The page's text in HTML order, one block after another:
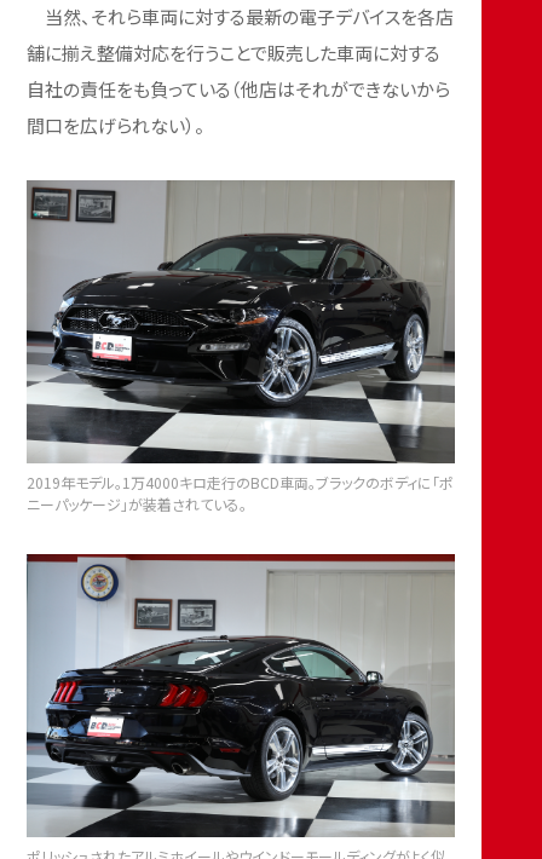
当然、それら車両に対する最新の電子デバイスを各店
舗に揃え整備対応を行うことで販売した車両に対する
自社の責任をも負っている（他店はそれができないから
間口を広げられない）。
2019年モデル。1万4000キロ走行のBCD車両。ブラックのボディに「ポ
ニーパッケージ」が装着されている。